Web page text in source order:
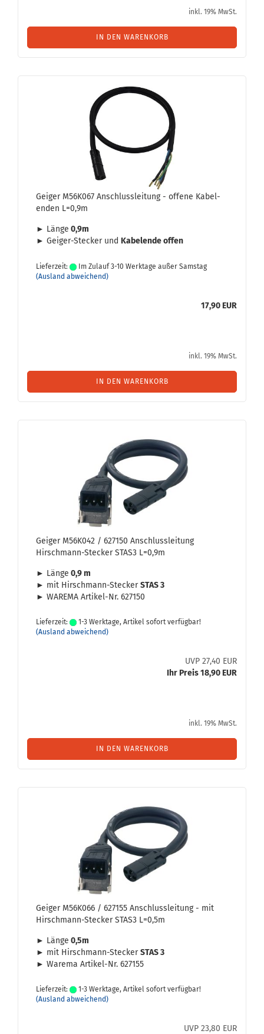
inkl. 19% MwSt.
IN DEN WARENKORB
Gei­ger M56K067 An­schluss­lei­tung - of­fe­ne Ka­bel­
en­den L=0,9m
► Länge 0,9m
► Geiger-​Stecker und Ka­bel­en­de offen
Lieferzeit:
Im Zulauf 3-10 Werktage außer Samstag
(Ausland abweichend)
17,90 EUR
inkl. 19% MwSt.
IN DEN WARENKORB
Gei­ger M56K042 / 627150 An­schluss­lei­tung
Hirschmann-​​Ste­cker STAS3 L=0,9m
► Länge 0,9 m
► mit Hirschmann-​SteckerSTAS 3
► WA­RE­MA Artikel-​Nr. 627150
Lieferzeit:
1-3 Werktage, Artikel sofort verfügbar!
(Ausland abweichend)
UVP 27,40 EUR
Ihr Preis 18,90 EUR
inkl. 19% MwSt.
IN DEN WARENKORB
Gei­ger M56K066 / 627155 An­schluss­lei­tung - mit
Hirschmann-​​Ste­cker STAS3 L=0,5m
► Länge 0,5m
► mit Hirschmann-​SteckerSTAS 3
► Wa­re­ma Artikel-​Nr. 627155
Lieferzeit:
1-3 Werktage, Artikel sofort verfügbar!
(Ausland abweichend)
UVP 23,80 EUR